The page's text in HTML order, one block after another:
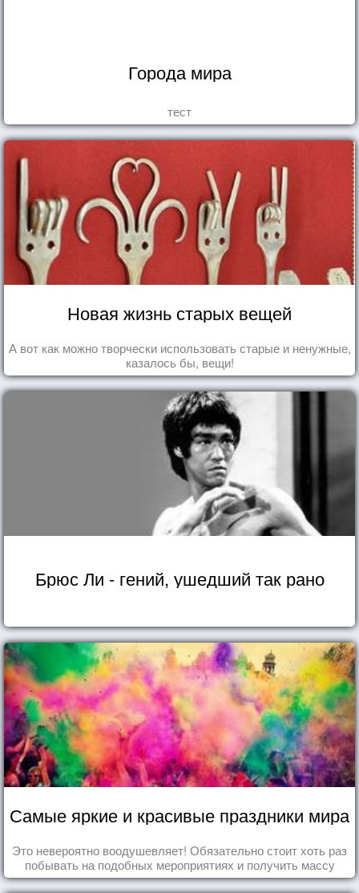
Города мира
тест
Новая жизнь старых вещей
А вот как можно творчески использовать старые и ненужные,
казалось бы, вещи!
Брюс Ли - гений, ушедший так рано
Самые яркие и красивые праздники мира
Это невероятно воодушевляет! Обязательно стоит хоть раз
побывать на подобных мероприятиях и получить массу
впечатлений!